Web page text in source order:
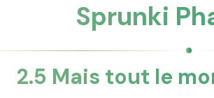
Sprunki
2.5 Mais tout le